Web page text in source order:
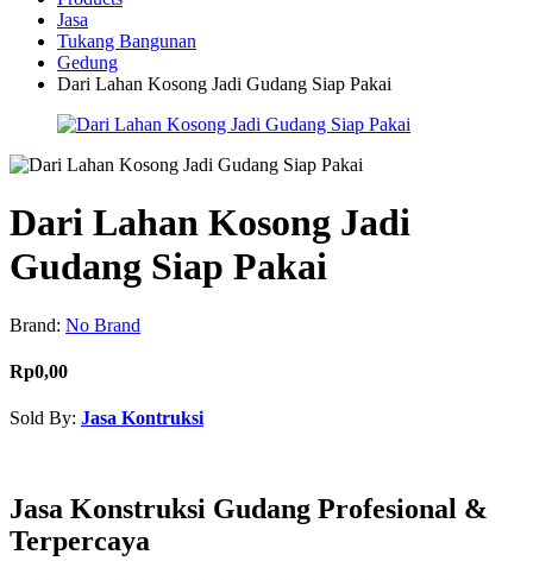
Jasa
Tukang Bangunan
Gedung
Dari Lahan Kosong Jadi Gudang Siap Pakai
Dari Lahan Kosong Jadi
Gudang Siap Pakai
Brand: No Brand
Rp0,00
Sold By: Jasa Kontruksi
Jasa Konstruksi Gudang Profesional &
Terpercaya